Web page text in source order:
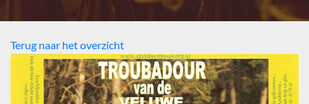
Terug naar het overzicht